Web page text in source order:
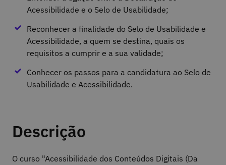
Acessibilidade e o Selo de Usabilidade;
Reconhecer a finalidade do Selo de Usabilidade e
Acessibilidade, a quem se destina, quais os
requisitos a cumprir e a sua validade;
Conhecer os passos para a candidatura ao Selo de
Usabilidade e Acessibilidade.
Descrição
O curso "Acessibilidade dos Conteúdos Digitais (Da